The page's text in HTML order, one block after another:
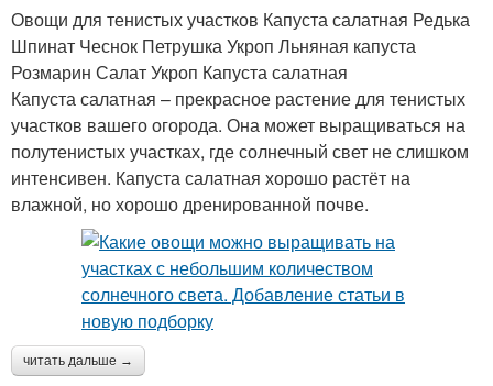
Овощи для тенистых участков Капуста салатная Редька
Шпинат Чеснок Петрушка Укроп Льняная капуста
Розмарин Салат Укроп Капуста салатная
Капуста салатная – прекрасное растение для тенистых
участков вашего огорода. Она может выращиваться на
полутенистых участках, где солнечный свет не слишком
интенсивен. Капуста салатная хорошо растёт на
влажной, но хорошо дренированной почве.
читать дальше →